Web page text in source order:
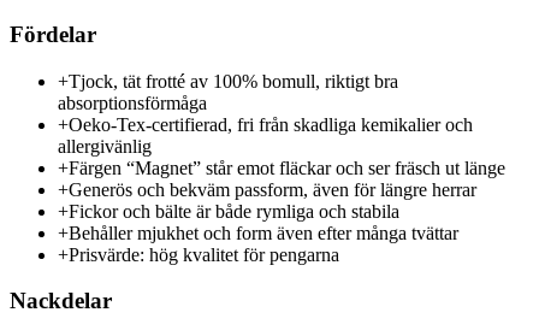
Fördelar
+Tjock, tät frotté av 100% bomull, riktigt bra
absorptionsförmåga
+Oeko-Tex-certifierad, fri från skadliga kemikalier och
allergivänlig
+Färgen “Magnet” står emot fläckar och ser fräsch ut länge
+Generös och bekväm passform, även för längre herrar
+Fickor och bälte är både rymliga och stabila
+Behåller mjukhet och form även efter många tvättar
+Prisvärde: hög kvalitet för pengarna
Nackdelar